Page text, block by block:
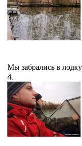
Мы забрались в
4.